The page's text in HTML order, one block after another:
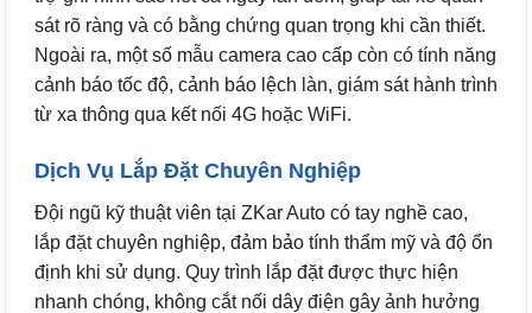
sát rõ ràng và có bằng chứng quan trọng khi cần thiết.
Ngoài ra, một số mẫu camera cao cấp còn có tính năng
cảnh báo tốc độ, cảnh báo lệch làn, giám sát hành trình
từ xa thông qua kết nối 4G hoặc WiFi.
Dịch Vụ Lắp Đặt Chuyên Nghiệp
Đội ngũ kỹ thuật viên tại ZKar Auto có tay nghề cao,
lắp đặt chuyên nghiệp, đảm bảo tính thẩm mỹ và độ ổn
định khi sử dụng. Quy trình lắp đặt được thực hiện
nhanh chóng, không cắt nối dây điện gây ảnh hưởng